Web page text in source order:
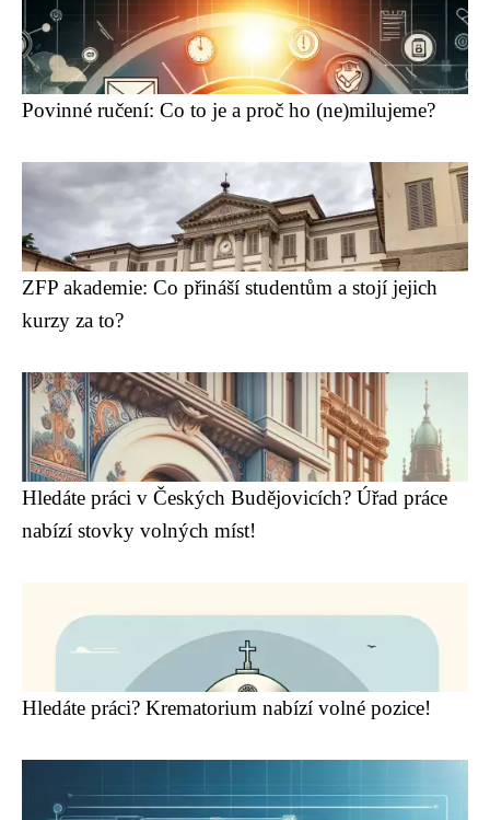
Povinné ručení: Co to je a proč ho (ne)milujeme?
ZFP akademie: Co přináší studentům a stojí jejich
kurzy za to?
Hledáte práci v Českých Budějovicích? Úřad práce
nabízí stovky volných míst!
Hledáte práci? Krematorium nabízí volné pozice!